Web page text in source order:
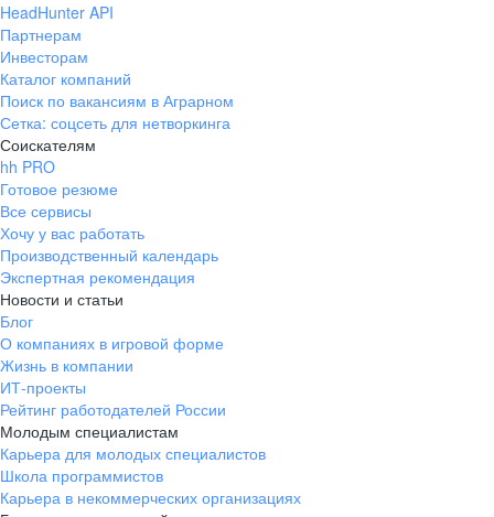
HeadHunter API
Партнерам
Инвесторам
Каталог компаний
Поиск по вакансиям в Аграрном
Сетка: соцсеть для нетворкинга
Соискателям
hh PRO
Готовое резюме
Все сервисы
Хочу у вас работать
Производственный календарь
Экспертная рекомендация
Новости и статьи
Блог
О компаниях в игровой форме
Жизнь в компании
ИТ-проекты
Рейтинг работодателей России
Молодым специалистам
Карьера для молодых специалистов
Школа программистов
Карьера в некоммерческих организациях